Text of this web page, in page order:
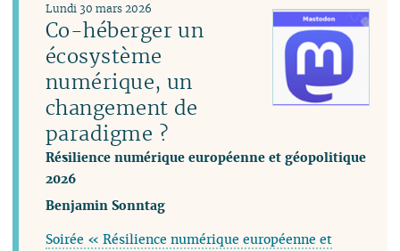
Co-héberger un
écosystème
numérique, un
changement de
paradigme ?
Résilience numérique européenne et géopolitique
2026
Lundi 30 mars 2026
Benjamin Sonntag
Soirée « Résilience numérique européenne et